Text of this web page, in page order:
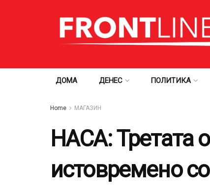
ДОМА ДЕНЕС ПОЛИТИКА
Home МАГАЗИН
НАСА: Третата
истовремено